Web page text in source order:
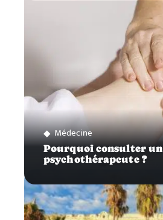
Médecine
Pourquoi consulter un
psychothérapeute ?